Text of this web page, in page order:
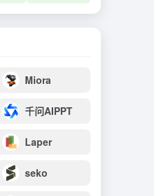
Miora
千问AIPPT
Laper
seko